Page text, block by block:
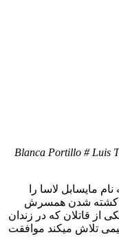
Blanca Portillo # Luis
مایسابل لاسا را
پس از گذشت 11 سال از کشته شدن همسرش
از قاتلان که در زندان
تلاش میکند موافقت